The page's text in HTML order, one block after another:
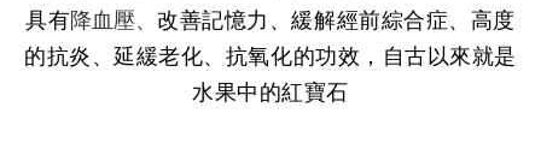
具有降血壓、改善記憶力、緩解經前綜合症、 高度
的抗炎、延緩老化、抗氧化的功效，自古以來就是
水果中的紅寶石